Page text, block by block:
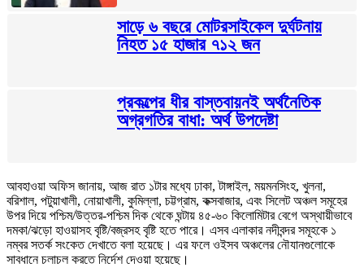
সাড়ে ৬ বছরে মোটরসাইকেল দুর্ঘটনায়
নিহত ১৫ হাজার ৭১২ জন
প্রকল্পের ধীর বাস্তবায়নই অর্থনৈতিক
অগ্রগতির বাধা: অর্থ উপদেষ্টা
আবহাওয়া অফিস জানায়, আজ রাত ১টার মধ্যে ঢাকা, টাঙ্গাইল, ময়মনসিংহ, খুলনা,
বরিশাল, পটুয়াখালী, নোয়াখালী, কুমিল্লা, চট্টগ্রাম, কক্সবাজার, এবং সিলেট অঞ্চল সমূহের
উপর দিয়ে পশ্চিম/উত্তর-পশ্চিম দিক থেকে ঘন্টায় ৪৫-৬০ কিলোমিটার বেগে অস্থায়ীভাবে
দমকা/ঝড়ো হাওয়াসহ বৃষ্টি/বজ্রসহ বৃষ্টি হতে পারে। এসব এলাকার নদীবন্দর সমূহকে ১
নম্বর সতর্ক সংকেত দেখাতে বলা হয়েছে। এর ফলে ওইসব অঞ্চলের নৌযানগুলোকে
সাবধানে চলাচল করতে নির্দেশ দেওয়া হয়েছে।